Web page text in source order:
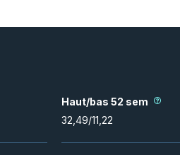
Haut/bas 52 sem
32,49/11,22